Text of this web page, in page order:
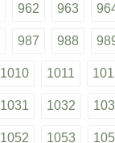
962 963
987 988
1010 1011
1031 1032
1052 1053